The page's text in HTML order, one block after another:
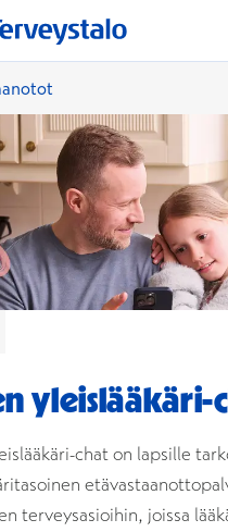
yleislääkäri-
chat on lapsille
terveysasioihin, joissa